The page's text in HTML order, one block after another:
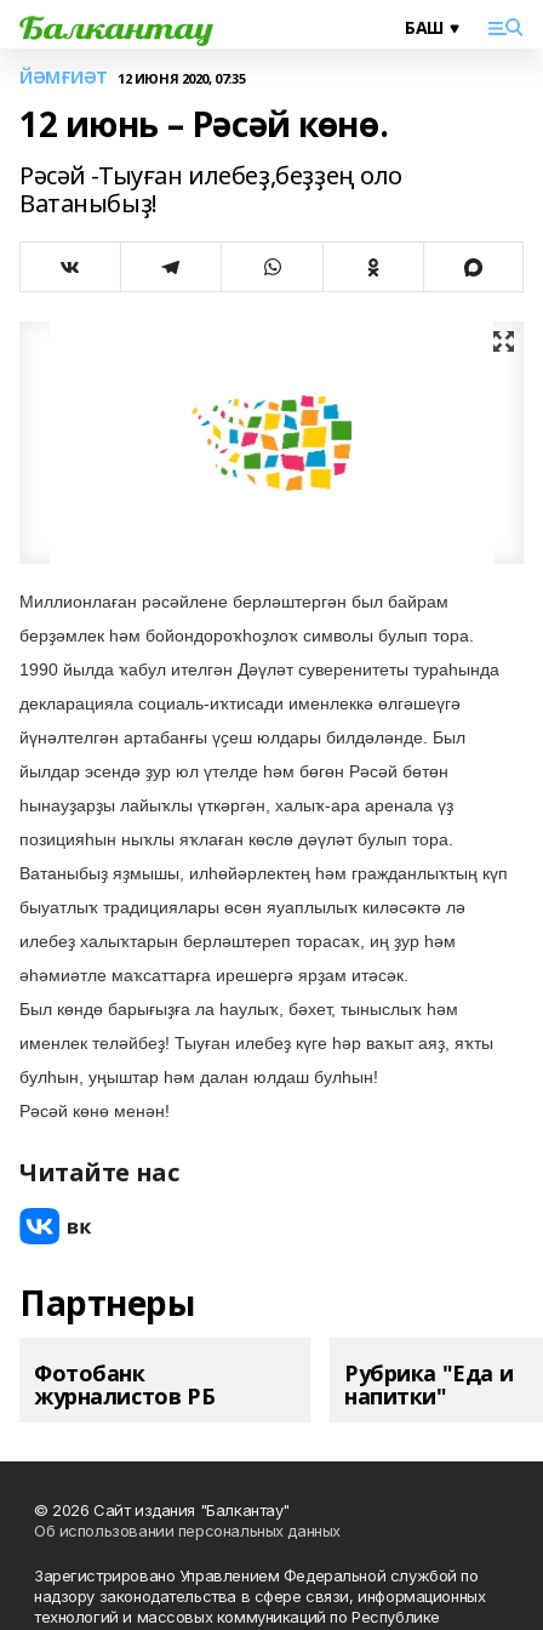
ЙӘМҒИӘТ 12 ИЮНЯ 2020, 07:35
12 июнь – Рәсәй көнө.
Рәсәй -Тыуған илебеҙ,беҙҙең оло
Ватаныбыҙ!
Миллионлаған рәсәйлене берләштергән был байрам
берҙәмлек һәм бойондороҡһоҙлоҡ символы булып тора.
1990 йылда ҡабул ителгән Дәүләт суверенитеты тураһында
декларацияла социаль-иҡтисади именлеккә өлгәшеүгә
йүнәлтелгән артабанғы үҫеш юлдары билдәләнде. Был
йылдар эсендә ҙур юл үтелде һәм бөгөн Рәсәй бөтөн
һынауҙарҙы лайыҡлы үткәргән, халыҡ-ара аренала үҙ
позицияһын ныҡлы яҡлаған көслө дәүләт булып тора.
Ватаныбыҙ яҙмышы, илһөйәрлектең һәм гражданлыҡтың күп
быуатлыҡ традициялары өсөн яуаплылыҡ киләсәктә лә
илебеҙ халыҡтарын берләштереп торасаҡ, иң ҙур һәм
әһәмиәтле маҡсаттарға ирешергә ярҙам итәсәк.
Был көндө барығыҙға ла һаулыҡ, бәхет, тыныслыҡ һәм
именлек теләйбеҙ! Тыуған илебеҙ күге һәр ваҡыт аяҙ, яҡты
булһын, уңыштар һәм далан юлдаш булһын!
Рәсәй көнө менән!
Читайте нас
Партнеры
Фотобанк
журналистов РБ
Рубрика "Еда и
напитки"
© 2026 Сайт издания "Балкантау"
Об использовании персональных данных
Зарегистрировано Управлением Федеральной службой по
надзору законодательства в сфере связи, информационных
технологий и массовых коммуникаций по Республике